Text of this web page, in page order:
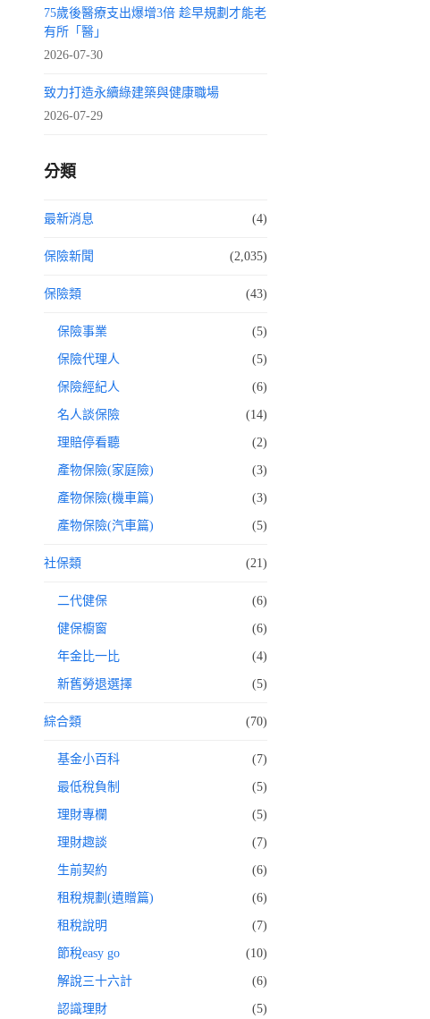
75歲後醫療支出爆增3倍 趁早規劃才能老
有所「醫」
2026-07-30
致力打造永續綠建築與健康職場
2026-07-29
分類
最新消息 (4)
保險新聞 (2,035)
保險類 (43)
保險事業 (5)
保險代理人 (5)
保險經紀人 (6)
名人談保險 (14)
理賠停看聽 (2)
產物保險(家庭險) (3)
產物保險(機車篇) (3)
產物保險(汽車篇) (5)
社保類 (21)
二代健保 (6)
健保櫥窗 (6)
年金比一比 (4)
新舊勞退選擇 (5)
綜合類 (70)
基金小百科 (7)
最低稅負制 (5)
理財專欄 (5)
理財趣談 (7)
生前契約 (6)
租稅規劃(遺贈篇) (6)
租稅說明 (7)
節稅easy go (10)
解說三十六計 (6)
認識理財 (5)